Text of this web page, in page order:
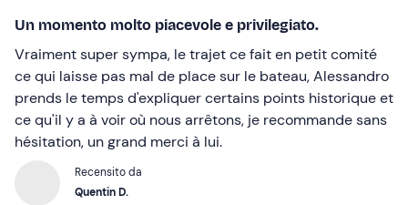
Un momento molto piacevole e privilegiato.
Vraiment super sympa, le trajet ce fait en petit comité
ce qui laisse pas mal de place sur le bateau, Alessandro
prends le temps d'expliquer certains points historique et
ce qu'il y a à voir où nous arrêtons, je recommande sans
hésitation, un grand merci à lui.
Recensito da
Quentin D.